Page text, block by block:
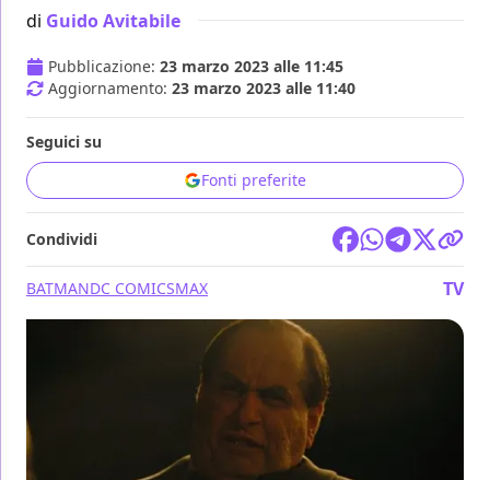
di Guido Avitabile
Pubblicazione: 23 marzo 2023 alle 11:45
Aggiornamento: 23 marzo 2023 alle 11:40
Seguici su
Fonti preferite
Condividi
BATMANDC COMICSMAX TV